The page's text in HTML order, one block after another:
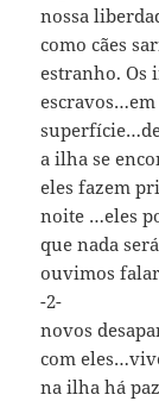
nossa
como cães
estranho. Os
a ilha se
eles fazem
noite …eles
que nada
ouvimos
-2-
novos
com
na ilha há